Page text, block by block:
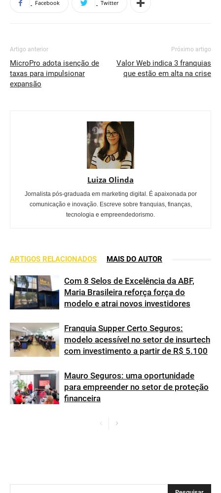
Facebook Twitter
Artigo anterior
MicroPro adota isenção de
taxas para impulsionar
expansão
Próximo artigo
Valor Web indica 3 franquias
que estão em alta na crise
Luiza Olinda
Jornalista pós-graduada em marketing digital. É apaixonada por
comunicação e inovação. Escreve sobre franquias, finanças,
tecnologia e empreendedorismo.
ARTIGOS RELACIONADOS MAIS DO AUTOR
Com 8 Selos de Excelência da ABF,
Maria Brasileira reforça força do
modelo e atrai novos investidores
Franquia Supper Certo Seguros:
modelo acessível no setor de insurtech
com investimento a partir de R$ 5.100
Mauro Seguros: uma oportunidade
para empreender no setor de proteção
financeira